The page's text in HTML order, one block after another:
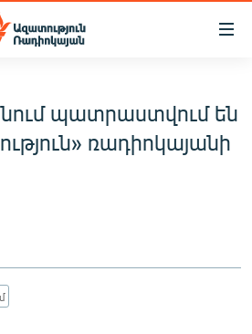
պատրաստվում են
ռադիոկայանի